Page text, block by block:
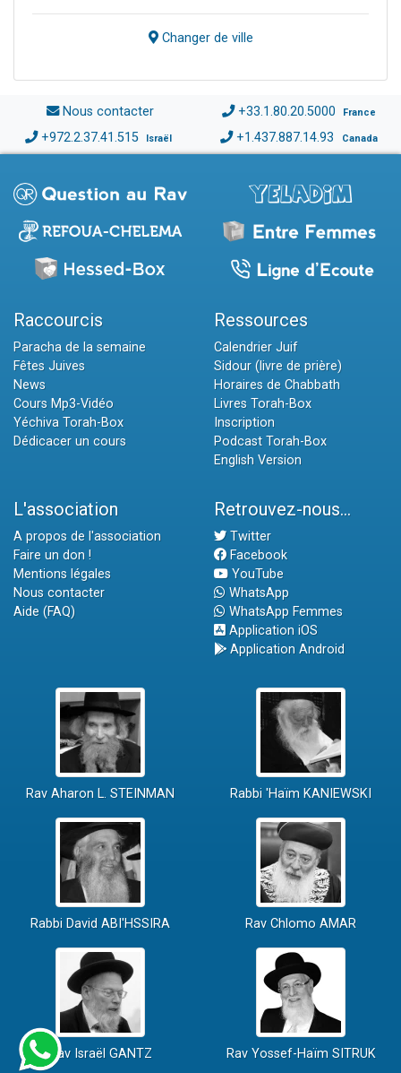
Changer de ville
Nous contacter +33.1.80.20.5000 France
+972.2.37.41.515 Israël +1.437.887.14.93 Canada
Raccourcis
Paracha de la semaine
Fêtes Juives
News
Cours Mp3-Vidéo
Yéchiva Torah-Box
Dédicacer un cours
Ressources
Calendrier Juif
Sidour (livre de prière)
Horaires de Chabbath
Livres Torah-Box
Inscription
Podcast Torah-Box
English Version
L'association
A propos de l'association
Faire un don !
Mentions légales
Nous contacter
Aide (FAQ)
Retrouvez-nous...
Twitter
Facebook
YouTube
WhatsApp
WhatsApp Femmes
Application iOS
Application Android
Rav Aharon L. STEINMAN Rabbi 'Haïm KANIEWSKI
Rabbi David ABI'HSSIRA Rav Chlomo AMAR
Rav Israël GANTZ Rav Yossef-Haïm SITRUK